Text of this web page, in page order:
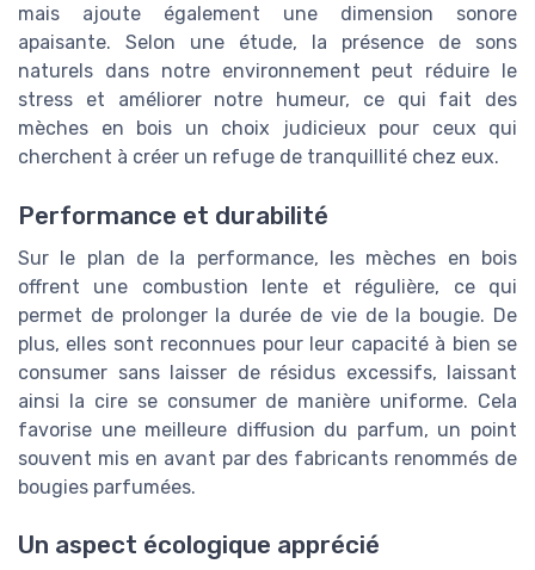
mais ajoute également une dimension sonore
apaisante. Selon une étude, la présence de sons
naturels dans notre environnement peut réduire le
stress et améliorer notre humeur, ce qui fait des
mèches en bois un choix judicieux pour ceux qui
cherchent à créer un refuge de tranquillité chez eux.
Performance et durabilité
Sur le plan de la performance, les mèches en bois
offrent une combustion lente et régulière, ce qui
permet de prolonger la durée de vie de la bougie. De
plus, elles sont reconnues pour leur capacité à bien se
consumer sans laisser de résidus excessifs, laissant
ainsi la cire se consumer de manière uniforme. Cela
favorise une meilleure diffusion du parfum, un point
souvent mis en avant par des fabricants renommés de
bougies parfumées.
Un aspect écologique apprécié